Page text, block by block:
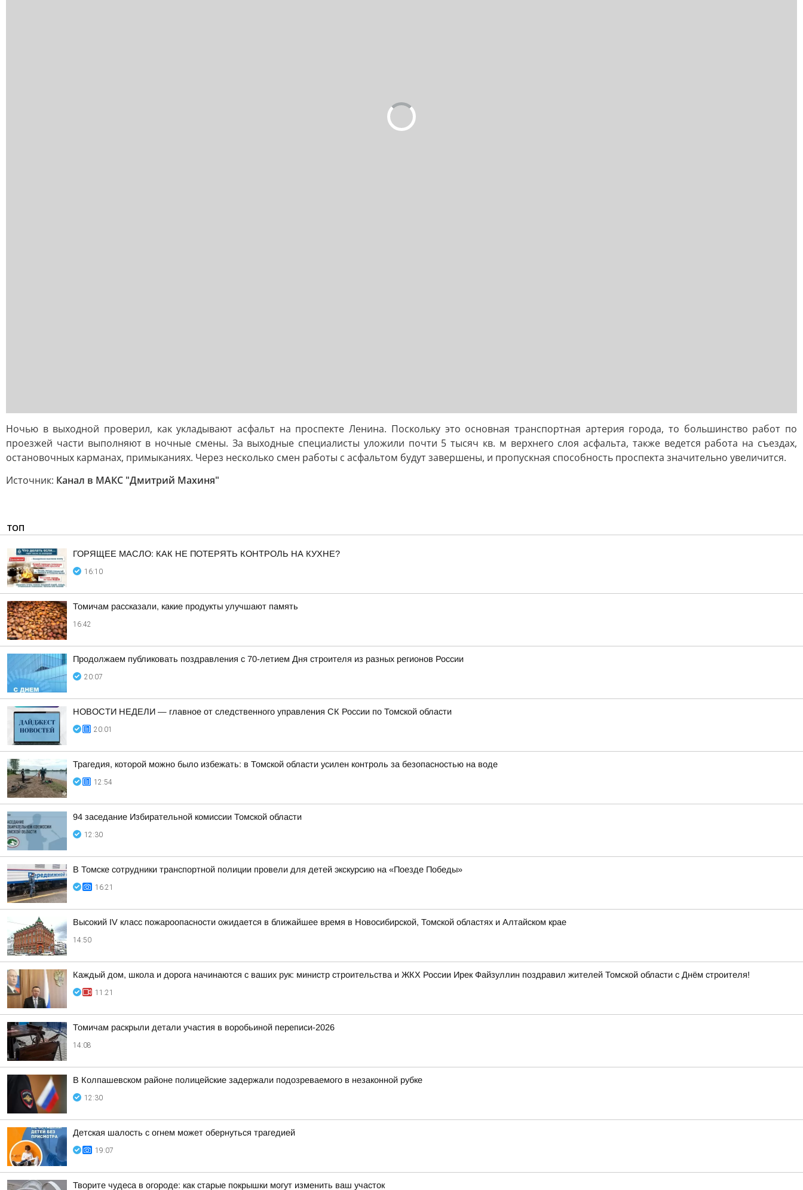
Ночью в выходной проверил, как укладывают асфальт на проспекте Ленина. Поскольку это основная транспортная артерия города, то большинство работ по
проезжей части выполняют в ночные смены. За выходные специалисты уложили почти 5 тысяч кв. м верхнего слоя асфальта, также ведется работа на съездах,
остановочных карманах, примыканиях. Через несколько смен работы с асфальтом будут завершены, и пропускная способность проспекта значительно увеличится.
Источник: Канал в МАКС "Дмитрий Махиня"
ТОП
ГОРЯЩЕЕ МАСЛО: КАК НЕ ПОТЕРЯТЬ КОНТРОЛЬ НА КУХНЕ?
16:10
Томичам рассказали, какие продукты улучшают память
16:42
Продолжаем публиковать поздравления с 70-летием Дня строителя из разных регионов России
20:07
НОВОСТИ НЕДЕЛИ — главное от следственного управления СК России по Томской области
20:01
Трагедия, которой можно было избежать: в Томской области усилен контроль за безопасностью на воде
12:54
94 заседание Избирательной комиссии Томской области
12:30
В Томске сотрудники транспортной полиции провели для детей экскурсию на «Поезде Победы»
16:21
Высокий IV класс пожароопасности ожидается в ближайшее время в Новосибирской, Томской областях и Алтайском крае
14:50
Каждый дом, школа и дорога начинаются с ваших рук: министр строительства и ЖКХ России Ирек Файзуллин поздравил жителей Томской области с Днём строителя!
11:21
Томичам раскрыли детали участия в воробьиной переписи-2026
14:08
В Колпашевском районе полицейские задержали подозреваемого в незаконной рубке
12:30
Детская шалость с огнем может обернуться трагедией
19:07
Творите чудеса в огороде: как старые покрышки могут изменить ваш участок